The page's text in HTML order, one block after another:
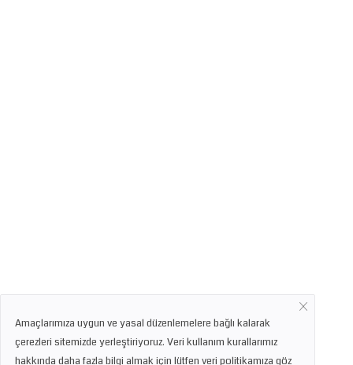
Amaçlarımıza uygun ve yasal düzenlemelere bağlı kalarak
çerezleri sitemizde yerleştiriyoruz. Veri kullanım kurallarımız
hakkında daha fazla bilgi almak için lütfen veri politikamıza göz